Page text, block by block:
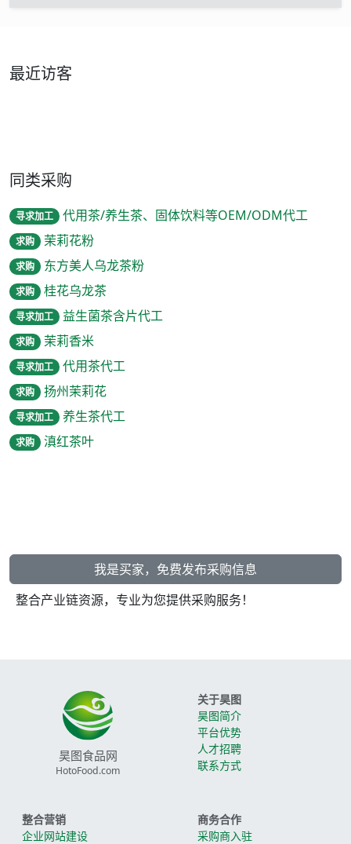
最近访客
同类采购
寻求加工 代用茶/养生茶、固体饮料等OEM/ODM代工
求购 茉莉花粉
求购 东方美人乌龙茶粉
求购 桂花乌龙茶
寻求加工 益生菌茶含片代工
求购 茉莉香米
寻求加工 代用茶代工
求购 扬州茉莉花
寻求加工 养生茶代工
求购 滇红茶叶
我是买家，免费发布采购信息
整合产业链资源，专业为您提供采购服务！
昊图食品网
HotoFood.com
关于昊图
昊图简介
平台优势
人才招聘
联系方式
整合营销
企业网站建设
商务合作
采购商入驻